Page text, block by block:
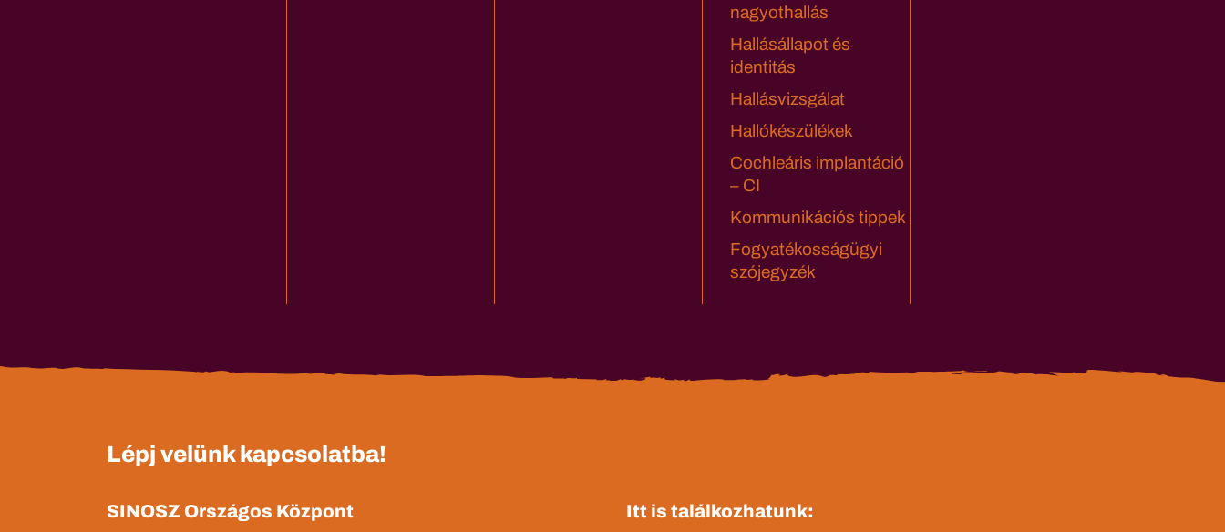
nagyothallás
Hallásállapot és
identitás
Hallásvizsgálat
Hallókészülékek
Cochleáris implantáció
– CI
Kommunikációs tippek
Fogyatékosságügyi
szójegyzék
Lépj velünk kapcsolatba!
SINOSZ Országos Központ Itt is találkozhatunk: